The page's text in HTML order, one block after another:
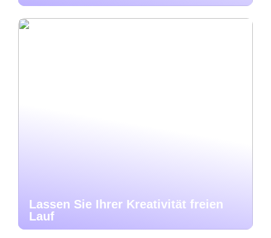
Lassen Sie Ihrer Kreativität freien
Lauf